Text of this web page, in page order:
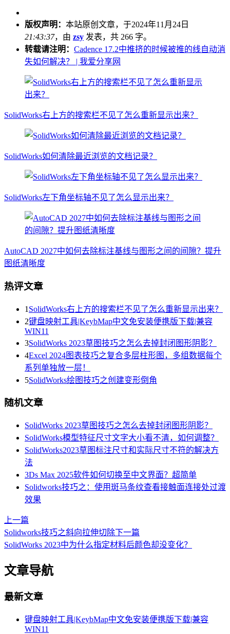
版权声明： 本站原创文章，于2024年11月24日
21:43:37，由 zsy 发表，共 266 字。
转载请注明： Cadence 17.2中推挤的时候被推的线自动消
失如何解决？ | 我爱分享网
SolidWorks右上方的搜索栏不见了怎么重新显示出来？
SolidWorks如何清除最近浏览的文档记录？
SolidWorks左下角坐标轴不见了怎么显示出来？
AutoCAD 2027中如何去除标注基线与图形之间的间隙？提升
图纸清晰度
热评文章
1 SolidWorks右上方的搜索栏不见了怎么重新显示出来？
2键盘映射工具|KeybMap中文免安装便携版下载|兼容
WIN11
3SolidWorks 2023草图技巧之怎么去掉封闭图形阴影？
4Excel 2024图表技巧之复合多层柱形图，多组数据每个
系列单独放一层！
5SolidWorks绘图技巧之创建变形倒角
随机文章
SolidWorks 2023草图技巧之怎么去掉封闭图形阴影？
SolidWorks模型特征尺寸文字大小看不清，如何调整？
SolidWorks2023草图标注尺寸和实际尺寸不符的解决方
法
3Ds Max 2025软件如何切换至中文界面？超简单
Solidworks技巧之：使用斑马条纹查看接触面连接处过渡
效果
上一篇
Solidworks技巧之斜向拉伸切除下一篇
SolidWorks 2023中为什么指定材料后颜色却没变化？
文章导航
最新文章
键盘映射工具|KeybMap中文免安装便携版下载|兼容
WIN11